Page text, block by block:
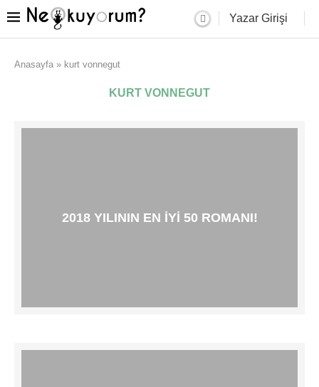
Yazar Girişi
Anasayfa » kurt vonnegut
KURT VONNEGUT
2018 YILININ EN IYI 50 ROMANI!